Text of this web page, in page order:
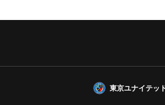
東京ユナイテッ